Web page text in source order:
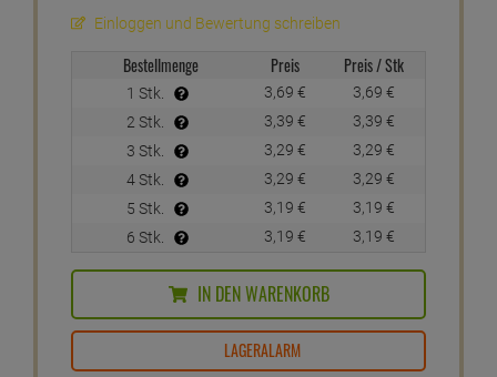
Einloggen und Bewertung schreiben
Bestellmenge Preis Preis / Stk
1 Stk. 3,69 € 3,69 €
2 Stk.
3,39 € 3,39 €
3 Stk.
3,29 € 3,29 €
4 Stk.
3,29 € 3,29 €
5 Stk.
3,19 € 3,19 €
6 Stk.
3,19 € 3,19 €
IN DEN WARENKORB
LAGERALARM